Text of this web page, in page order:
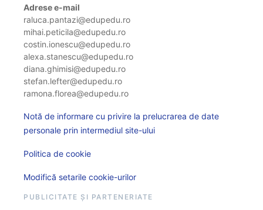
Adrese e-mail
raluca.pantazi@edupedu.ro
mihai.peticila@edupedu.ro
costin.ionescu@edupedu.ro
alexa.stanescu@edupedu.ro
diana.ghimisi@edupedu.ro
stefan.lefter@edupedu.ro
ramona.florea@edupedu.ro
Notă de informare cu privire la prelucrarea de date
personale prin intermediul site-ului
Politica de cookie
Modifică setarile cookie-urilor
PUBLICITATE ȘI PARTENERIATE